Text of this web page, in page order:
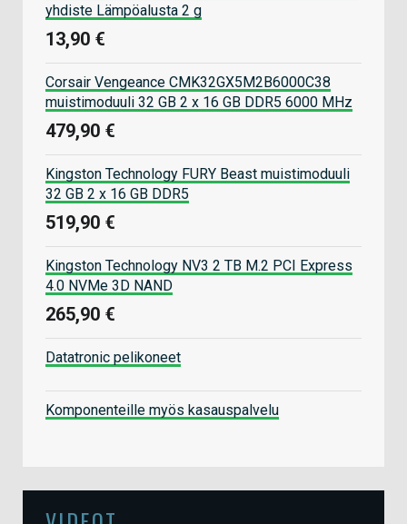
yhdiste Lämpöalusta 2 g
13,90 €
Corsair Vengeance CMK32GX5M2B6000C38
muistimoduuli 32 GB 2 x 16 GB DDR5 6000 MHz
479,90 €
Kingston Technology FURY Beast muistimoduuli
32 GB 2 x 16 GB DDR5
519,90 €
Kingston Technology NV3 2 TB M.2 PCI Express
4.0 NVMe 3D NAND
265,90 €
Datatronic pelikoneet
Komponenteille myös kasauspalvelu